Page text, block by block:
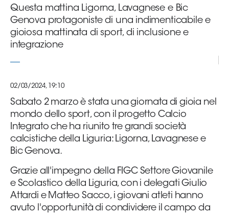
partner
delle
nazionali
Assicurazione
Whistleblowing
Area
Media
Contatti
Questa mattina Ligorna, Lavagnese e Bic
Genova protagoniste di una indimenticabile e
gioiosa mattinata di sport, di inclusione e
integrazione
02/03/2024, 19:10
Sabato 2 marzo è stata una giornata di gioia nel
mondo dello sport, con il progetto Calcio
Integrato che ha riunito tre grandi società
calcistiche della Liguria: Ligorna, Lavagnese e
Bic Genova.
Grazie all'impegno della FIGC Settore Giovanile
e Scolastico della Liguria, con i delegati Giulio
Attardi e Matteo Sacco, i giovani atleti hanno
avuto l'opportunità di condividere il campo da